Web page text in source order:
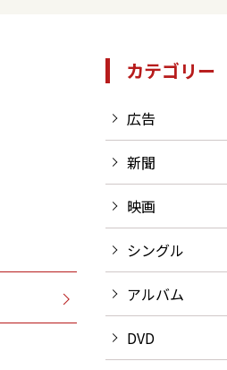
カテゴリー
広告
新聞
映画
シングル
アルバム
DVD